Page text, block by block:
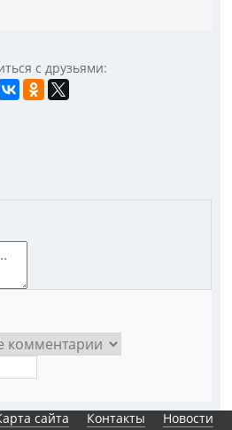
с друзьями:
сайта Контакты Новости